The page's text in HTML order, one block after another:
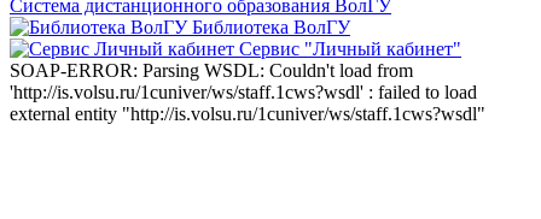
Система дистанционного образования ВолГУ
Библиотека ВолГУ
Сервис "Личный кабинет"
SOAP-ERROR: Parsing WSDL: Couldn't load from
'http://is.volsu.ru/1cuniver/ws/staff.1cws?wsdl' : failed to load
external entity "http://is.volsu.ru/1cuniver/ws/staff.1cws?wsdl"